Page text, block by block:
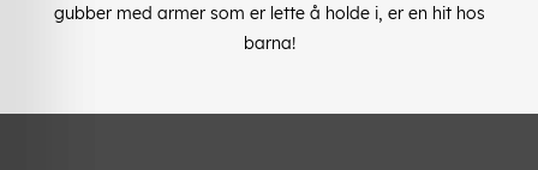
gubber med armer som er lette å holde i, er en hit hos
barna!